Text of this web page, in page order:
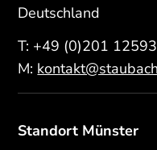
Deutschland
T: +49 (0)201
M:
Standort Münster